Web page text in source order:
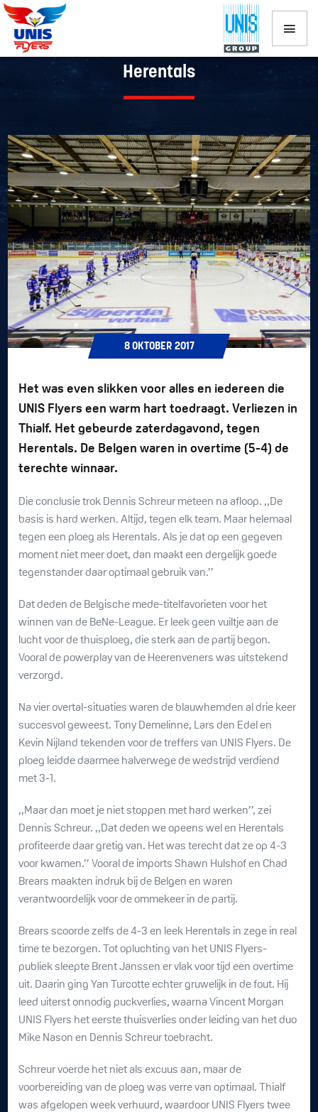
UNIS Flyers laat zege glippen tegen
Herentals
8 OKTOBER 2017
Het was even slikken voor alles en iedereen die
UNIS Flyers een warm hart toedraagt. Verliezen in
Thialf. Het gebeurde zaterdagavond, tegen
Herentals. De Belgen waren in overtime (5-4) de
terechte winnaar.
Die conclusie trok Dennis Schreur meteen na afloop. ,,De
basis is hard werken. Altijd, tegen elk team. Maar helemaal
tegen een ploeg als Herentals. Als je dat op een gegeven
moment niet meer doet, dan maakt een dergelijk goede
tegenstander daar optimaal gebruik van.’’
Dat deden de Belgische mede-titelfavorieten voor het
winnen van de BeNe-League. Er leek geen vuiltje aan de
lucht voor de thuisploeg, die sterk aan de partij begon.
Vooral de powerplay van de Heerenveners was uitstekend
verzorgd.
Na vier overtal-situaties waren de blauwhemden al drie keer
succesvol geweest. Tony Demelinne, Lars den Edel en
Kevin Nijland tekenden voor de treffers van UNIS Flyers. De
ploeg leidde daarmee halverwege de wedstrijd verdiend
met 3-1.
,,Maar dan moet je niet stoppen met hard werken’’, zei
Dennis Schreur. ,,Dat deden we opeens wel en Herentals
profiteerde daar gretig van. Het was terecht dat ze op 4-3
voor kwamen.’’ Vooral de imports Shawn Hulshof en Chad
Brears maakten indruk bij de Belgen en waren
verantwoordelijk voor de ommekeer in de partij.
Brears scoorde zelfs de 4-3 en leek Herentals in zege in real
time te bezorgen. Tot opluchting van het UNIS Flyers-
publiek sleepte Brent Janssen er vlak voor tijd een overtime
uit. Daarin ging Yan Turcotte echter gruwelijk in de fout. Hij
leed uiterst onnodig puckverlies, waarna Vincent Morgan
UNIS Flyers het eerste thuisverlies onder leiding van het duo
Mike Nason en Dennis Schreur toebracht.
Schreur voerde het niet als excuus aan, maar de
voorbereiding van de ploeg was verre van optimaal. Thialf
was afgelopen week verhuurd, waardoor UNIS Flyers twee